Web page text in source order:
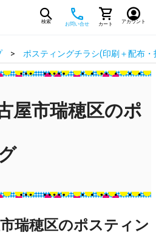
検索 お問い合せ カート アカウント
ポスティングチラシ(印刷＋配布・
屋市瑞穂区のポ
瑞穂区のポスティン